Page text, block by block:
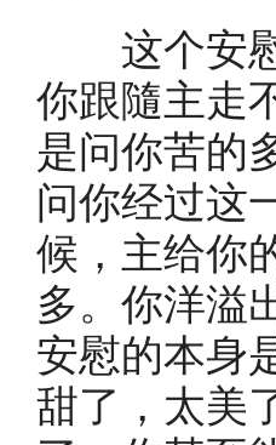
这个安慰
你跟隨主走
是问你苦的
问你经过这
候，主给你
多。你洋溢
安慰的本身
甜了，太美